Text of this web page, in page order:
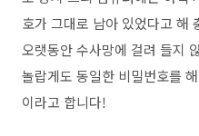
호가 그대로 남아 있었다고 해
오랫동안 수사망에 걸려 들지
놀랍게도 동일한 비밀번호를
이라고 합니다!